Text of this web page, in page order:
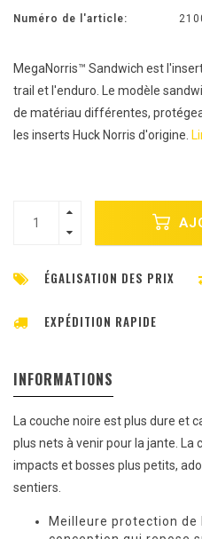
Numéro de l'article:
MegaNorris™ Sandwich est
trail et l'enduro. Le modèle
de matériau différentes,
les inserts Huck Norris d'origine.
ÉGALISATION DES PRIX
EXPÉDITION RAPIDE
INFORMATIONS
La couche noire est plus dure et
plus nets à venir pour la jante. La
impacts et bosses plus petits,
sentiers.
Meilleure protection de